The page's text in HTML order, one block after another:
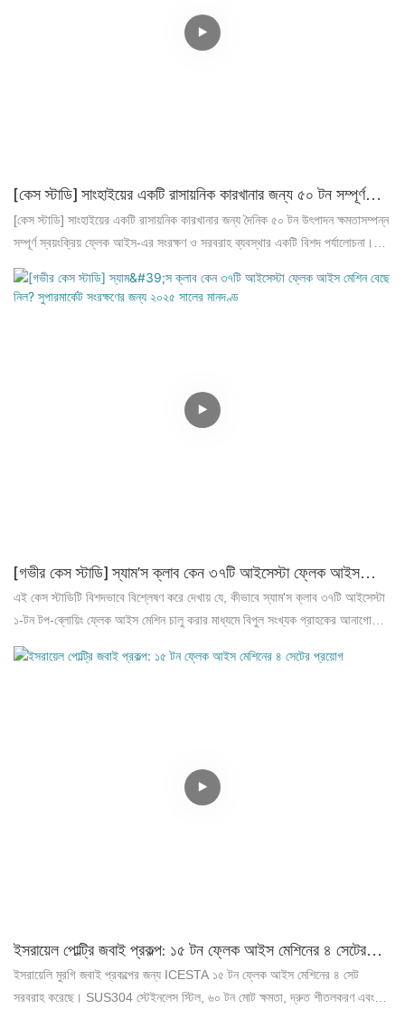
[কেস স্টাডি] সাংহাইয়ের একটি রাসায়নিক কারখানার জন্য ৫০ টন সম্পূর্ণ
স্বয়ংক্রিয় ফ্লেক আইস সিস্টেম | প্রসেস কুলিং-এর সর্বোত্তম অনুশীলন
[কেস স্টাডি] সাংহাইয়ের একটি রাসায়নিক কারখানার জন্য দৈনিক ৫০ টন উৎপাদন ক্ষমতাসম্পন্ন
সম্পূর্ণ স্বয়ংক্রিয় ফ্লেক আইস-এর সংরক্ষণ ও সরবরাহ ব্যবস্থার একটি বিশদ পর্যালোচনা।
দেখুন, কীভাবে আইসেস্টা (ICESTA) সুনির্দিষ্ট তাপমাত্রা নিয়ন্ত্রণ এবং ব্যয় সাশ্রয়ের জন্য
একটি বিশেষভাবে তৈরি সমাধানের মাধ্যমে রাসায়নিক শীতলীকরণের প্রতিবন্ধকতাগুলো
মোকাবেলা করেছে।
[গভীর কেস স্টাডি] স্যাম'স ক্লাব কেন ৩৭টি আইসেস্টা ফ্লেক আইস
মেশিন বেছে নিল? সুপারমার্কেট সংরক্ষণের জন্য ২০২৫ সালের মানদণ্ড
এই কেস স্টাডিটি বিশদভাবে বিশ্লেষণ করে দেখায় যে, কীভাবে স্যাম'স ক্লাব ৩৭টি আইসেস্টা
১-টন টপ-ব্লোয়িং ফ্লেক আইস মেশিন চালু করার মাধ্যমে বিপুল সংখ্যক গ্রাহকের আনাগোনার
উন্নত করা, অপচয় কমানো, স্থানের সর্বোত্তম ব্যবহার এবং খাদ্য নিরাপত্তা নিশ্চিত করার
ইসরায়েল পোল্ট্রি জবাই প্রকল্প: ১৫ টন ফ্লেক আইস মেশিনের ৪ সেটের
প্রয়োগ
ইসরায়েলি মুরগি জবাই প্রকল্পের জন্য ICESTA ১৫ টন ফ্লেক আইস মেশিনের ৪ সেট
সরবরাহ করেছে। SUS304 স্টেইনলেস স্টিল, ৬০ টন মোট ক্ষমতা, দ্রুত শীতলকরণ এবং